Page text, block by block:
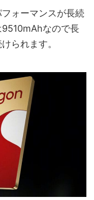
ォーマンスが長続
なので長
られます。